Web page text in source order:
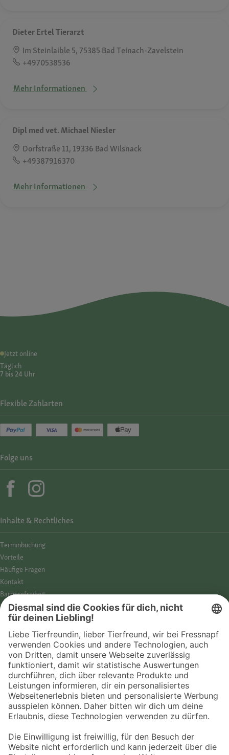
Dieter Ertel Tierarzt
Im Steinlaible 5, 75385 Bad Teinach-Zavelstein
+4970538536
Mehr Informationen
Dipl med vet. Michael Niesler
Dorfstraße 11, 19336 Bad Wilsnack
+49387916370
Mehr Informationen
Jetzt online
Täglich
7 bis 24 Uhr
Inhalte & Rechtliches
Termin­buchung
Vorteile
Häufige Fragen
Kontakt
Barrierefreiheit
Impressum
Datenschutz­hinweise
Cookies
AGB
Entdecke Fressnapf
Tierversicherung
GPS-Tracker
Fressnapf Salon
Flexible Zahlarten
Folge uns